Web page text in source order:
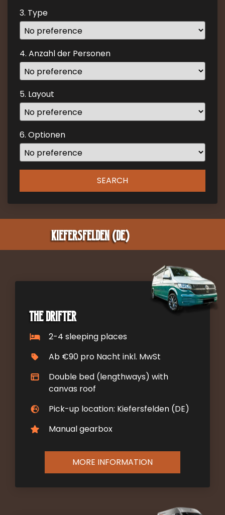
calendar
and
select
a
date.
Press
the
question
mark
to
get
the
dates.
3. Type
4. Anzahl der Personen
5. Layout
6. Optionen
SEARCH
Kiefersfelden (DE)
The Drifter
2-4 sleeping places
Ab €90 pro Nacht inkl. MwSt
Double bed (lengthways) with
canvas roof
Pick-up location: Kiefersfelden (DE)
Manual gearbox
MORE INFORMATION